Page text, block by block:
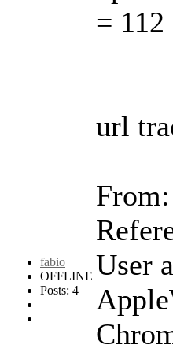
fabio
OFFLINE
Posts: 4
= 112
url
From:
User